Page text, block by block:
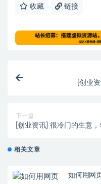
收藏 链接
[创业
下一篇
[创业资讯] 很冷门的生意
相关文章
如何用网